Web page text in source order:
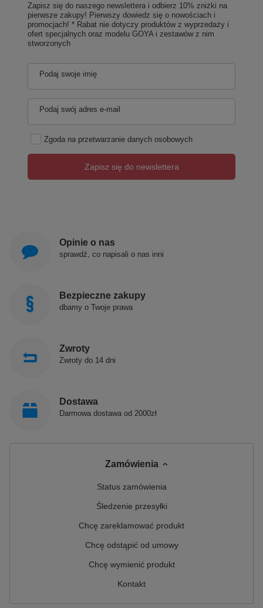
Zapisz się do naszego newslettera i odbierz 10% zniżki na
pierwsze zakupy! Pierwszy dowiedz się o nowościach i
promocjach! * Rabat nie dotyczy produktów z wyprzedaży i
ofert specjalnych oraz modelu GOYA i zestawów z nim
stworzonych
Podaj swoje imię
Podaj swój adres e-mail
Zgoda na przetwarzanie danych osobowych
Zapisz się do newslettera
Opinie o nas
sprawdź, co napisali o nas inni
Bezpieczne zakupy
dbamy o Twoje prawa
Zwroty
Zwroty do 14 dni
Dostawa
Darmowa dostawa od 2000zł
Zamówienia
Status zamówienia
Śledzenie przesyłki
Chcę zareklamować produkt
Chcę odstąpić od umowy
Chcę wymienić produkt
Kontakt